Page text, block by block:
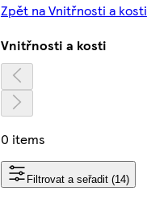
Zpět na Vnitřnosti a kosti
Vnitřnosti a kosti
0 items
Filtrovat a seřadit (14)